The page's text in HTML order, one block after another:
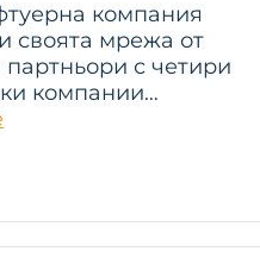
компания
своята мрежа от
с четири
компании…